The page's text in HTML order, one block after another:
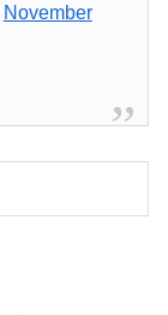
November